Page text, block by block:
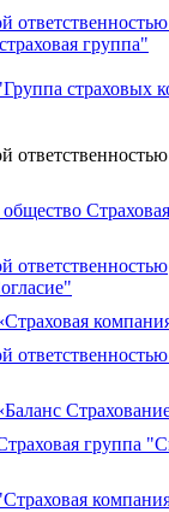
группа"
страховых
ответственностью
группа